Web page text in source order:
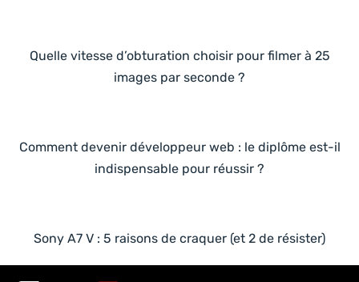
Quelle vitesse d’obturation choisir pour filmer à 25
images par seconde ?
Comment devenir développeur web : le diplôme est-il
indispensable pour réussir ?
Sony A7 V : 5 raisons de craquer (et 2 de résister)